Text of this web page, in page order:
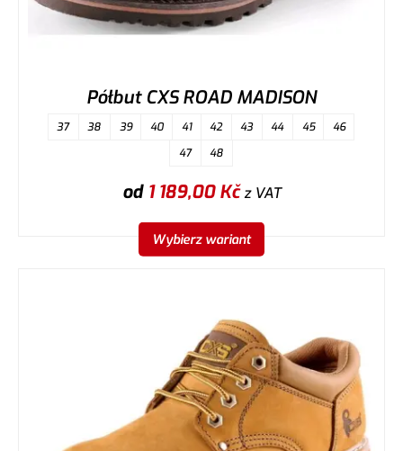
Półbut CXS ROAD MADISON
37 38 39 40 41 42 43 44 45
46
47
48
od 1 189,00Kčz VAT
Wybierz wariant